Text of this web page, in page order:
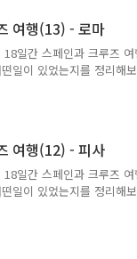
거의 대세로 자리잡고 있
치 및 기본 사용방법 및
장점LTXV 13B 모델은..
여행(13) - 로마
일간 스페인과 크루즈
일이 있었는지를 정리해
는 분이 있다면 도움이 되
루즈5월 15일, 12일차입
걸렸습니다. 로마도 피
을 이용하기로 했습니다.
제든지 내리고 탈 수 있
여행(12) - 피사
일간 스페인과 크루즈
일이 있었는지를 정리해
는 분이 있다면 도움이 되
차입니다. 기항지는 라스